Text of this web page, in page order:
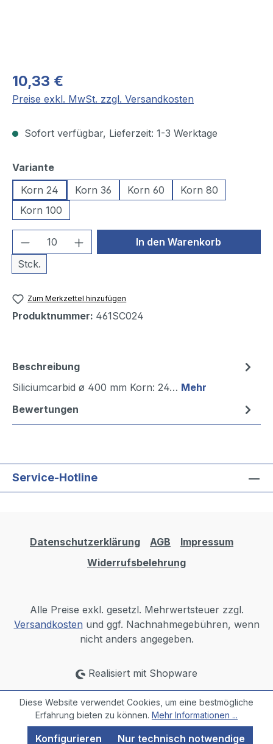
10,33 €
Preise exkl. MwSt. zzgl. Versandkosten
Sofort verfügbar, Lieferzeit: 1-3 Werktage
Varianteauswählen
Korn 24
Korn 36 Korn 60
Korn 80
Korn 100
Produkt Anzahl: Gib den
Stck.
In den Warenkorb
Zum Merkzettel hinzufügen
Produktnummer: 461SC024
Beschreibung
Siliciumcarbid ø 400 mm Korn: 24… Mehr
Bewertungen
Service-Hotline
Datenschutzerklärung AGB
Impressum
Widerrufsbelehrung
Alle Preise exkl. gesetzl. Mehrwertsteuer zzgl.
Versandkosten und ggf. Nachnahmegebühren, wenn
nicht anders angegeben.
Realisiert mit Shopware
Diese Website verwendet Cookies, um eine bestmögliche
Erfahrung bieten zu können. Mehr Informationen ...
Nur technisch notwendige
Konfigurieren